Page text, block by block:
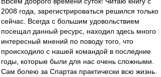
2008 года, зарегистрироваться решился только
сейчас. Всегда с большим удовольствием
посещал данный ресурс, находил здесь много
интересный мнений по поводу того, что
происходило с нашей командой в последние
годы, которые были для нас очень сложными.
Сам болею за Спартак практически всю жизнь.